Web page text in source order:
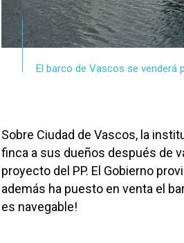
El barco de Vascos se venderá
Sobre Ciudad de Vascos, la
finca a sus dueños después de
proyecto del PP. El Gobierno
además ha puesto en venta el
es navegable!